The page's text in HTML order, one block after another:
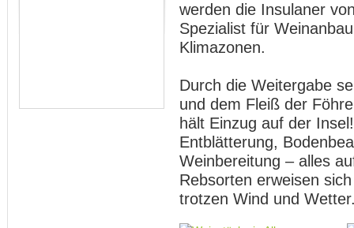
werden die Insulaner
Spezialist für
Klimazonen.
Durch die Weitergabe
und dem Fleiß der
hält Einzug auf der
Entblätterung,
Weinbereitung – alles
Rebsorten erweisen
trotzen Wind und